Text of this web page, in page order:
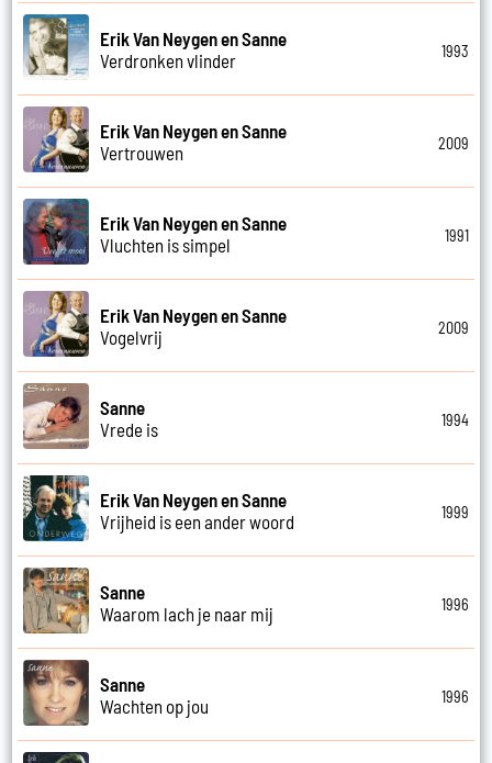
Erik Van Neygen en Sanne
Verdronken vlinder
1993
Erik Van Neygen en Sanne
Vertrouwen
2009
Erik Van Neygen en Sanne
Vluchten is simpel
1991
Erik Van Neygen en Sanne
Vogelvrij
2009
Sanne
Vrede is
1994
Erik Van Neygen en Sanne
Vrijheid is een ander woord
1999
Sanne
Waarom lach je naar mij
1996
Sanne
Wachten op jou
1996